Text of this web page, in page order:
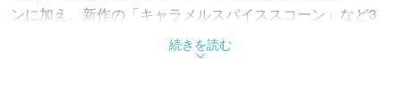
ンに加え、新作の「キャラメルスパイススコーン」など3
種を楽しめるのも嬉しい。セイボリーは、夏の食欲を刺激
するメニューを4種を味わって。この夏に思い出に残るひ
続きを読む